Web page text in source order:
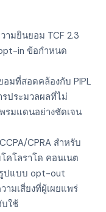
ามยินยอม TCF 2.3
in ข้อกำหนด
มที่สอดคล้องกับ PIPL
ประมวลผลที่ไม่
รมแดนอย่างชัดเจน
CPRA สำหรับ
คโลราโด คอนเนต
รูปแบบ opt-out
มเสี่ยงที่ผู้เผยแพร่
ใช้